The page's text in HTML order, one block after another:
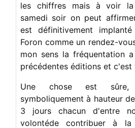
les chiffres mais à voir la
samedi soir on peut
est définitivement
Foron comme un rendez-
mon sens la fréquentation
précédentes éditions et c'est
Une chose est sûre,
symboliquement à hauteur
3 jours chacun d'entre
volontéde contribuer à la